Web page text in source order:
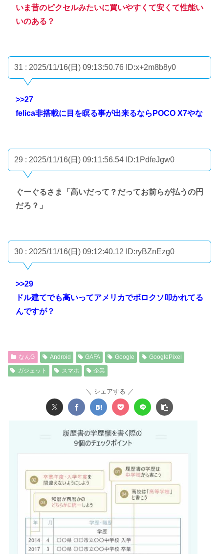
いま昔のピクセルみたいに買いやすくて安くて性能い
いのある？
31 : 2025/11/16(日) 09:13:50.76 ID:x+2m8b8y0
>>27
felica非搭載に目を瞑る事が出来るならPOCO X7やな
29 : 2025/11/16(日) 09:11:56.54 ID:1PdfeJgw0
ぐーぐるさま「高いだって？だってお前らが払うの円
だろ？」
30 : 2025/11/16(日) 09:12:40.12 ID:ryBZnEzg0
>>29
ドル建てでも高いってアメリカでボロクソ叩かれてる
んですが？
なんG Android GAFA Google
GooglePixel
ガジェット
スマホ 企業
シェアする